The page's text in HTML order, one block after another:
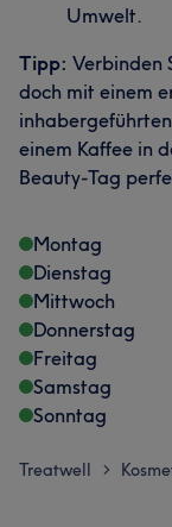
Umwelt.
Tipp: Verbinden
doch mit einem
einem Kaffee in
Beauty-Tag
Montag
Dienstag
Mittwoch
Donnerstag
Freitag
Samstag
Sonntag
Treatwell >